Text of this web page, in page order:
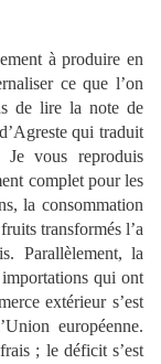
à produire en
ce que l’on
de lire la note de
qui traduit
vous reproduis
complet pour les
la consommation
transformés l’a
Parallèlement, la
importations qui ont
extérieur s’est
européenne.
; le déficit s’est